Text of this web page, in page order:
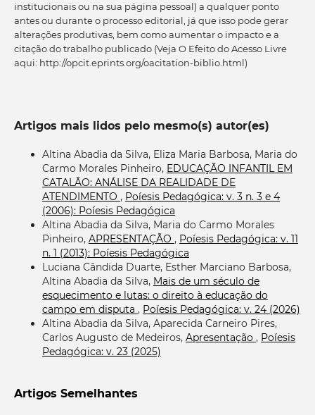
institucionais ou na sua página pessoal) a qualquer ponto
antes ou durante o processo editorial, já que isso pode gerar
alterações produtivas, bem como aumentar o impacto e a
citação do trabalho publicado (Veja O Efeito do Acesso Livre
aqui: http://opcit.eprints.org/oacitation-biblio.html)
Artigos mais lidos pelo mesmo(s) autor(es)
Altina Abadia da Silva, Eliza Maria Barbosa, Maria do
Carmo Morales Pinheiro, EDUCAÇÃO INFANTIL EM
CATALÃO: ANÁLISE DA REALIDADE DE
ATENDIMENTO , Poíesis Pedagógica: v. 3 n. 3 e 4
(2006): Poíesis Pedagógica
Altina Abadia da Silva, Maria do Carmo Morales
Pinheiro, APRESENTAÇÃO , Poíesis Pedagógica: v. 11
n. 1 (2013): Poíesis Pedagógica
Luciana Cândida Duarte, Esther Marciano Barbosa,
Altina Abadia da Silva, Mais de um século de
esquecimento e lutas: o direito à educação do
campo em disputa , Poíesis Pedagógica: v. 24 (2026)
Altina Abadia da Silva, Aparecida Carneiro Pires,
Carlos Augusto de Medeiros, Apresentação , Poíesis
Pedagógica: v. 23 (2025)
Artigos Semelhantes